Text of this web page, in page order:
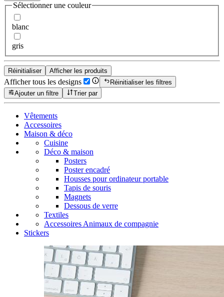
Sélectionner une couleur
blanc
gris
Réinitialiser Afficher les produits
Afficher tous les designs
Réinitialiser les filtres
Ajouter un filtre
Trier par
Vêtements
Accessoires
Maison & déco
Cuisine
Déco & maison
Posters
Poster encadré
Housses pour ordinateur portable
Tapis de souris
Magnets
Dessous de verre
Textiles
Accessoires Animaux de compagnie
Stickers